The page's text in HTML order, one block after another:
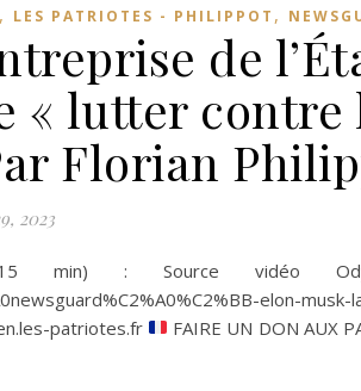
, LES PATRIOTES - PHILIPPOT ,
de
« lutter contre
Florian
2023
min) : Source vidéo
elon-musk-
patriotes.fr
FAIRE UN DON AUX